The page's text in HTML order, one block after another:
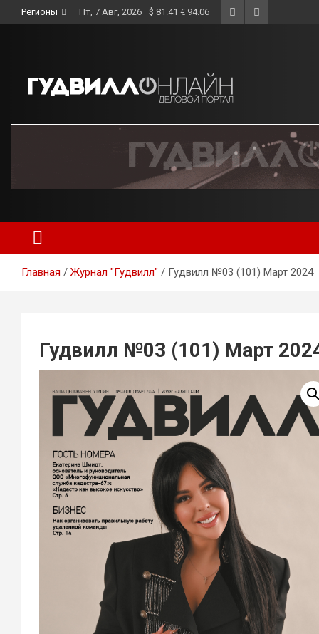
to
Регионы Пт, 7 Авг, 2026 $ 81.41 € 94.06
Главная Журнал "Гудвилл" Гудвилл №03 (101) Март 2024
Гудвилл №03 (101) Март